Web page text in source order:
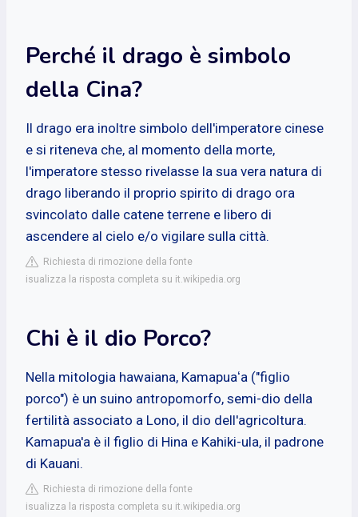
Perché il drago è simbolo
della Cina?
Il drago era inoltre simbolo dell'imperatore cinese
e si riteneva che, al momento della morte,
l'imperatore stesso rivelasse la sua vera natura di
drago liberando il proprio spirito di drago ora
svincolato dalle catene terrene e libero di
ascendere al cielo e/o vigilare sulla città.
Richiesta di rimozione della fonte
isualizza la risposta completa su it.wikipedia.org
Chi è il dio Porco?
Nella mitologia hawaiana, Kamapuaʻa ("figlio
porco") è un suino antropomorfo, semi-dio della
fertilità associato a Lono, il dio dell'agricoltura.
Kamapua'a è il figlio di Hina e Kahiki-ula, il padrone
di Kauani.
Richiesta di rimozione della fonte
isualizza la risposta completa su it.wikipedia.org